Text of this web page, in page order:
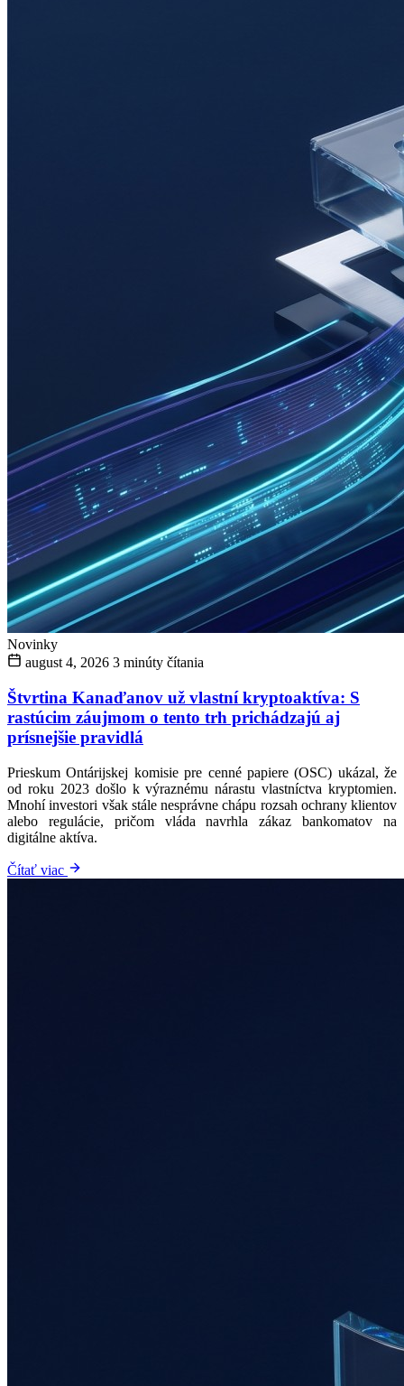
Novinky
august 4, 2026 3 minúty čítania
Štvrtina Kanaďanov už vlastní kryptoaktíva: S
rastúcim záujmom o tento trh prichádzajú aj
prísnejšie pravidlá
Prieskum Ontárijskej komisie pre cenné papiere (OSC) ukázal, že
od roku 2023 došlo k výraznému nárastu vlastníctva kryptomien.
Mnohí investori však stále nesprávne chápu rozsah ochrany klientov
alebo regulácie, pričom vláda navrhla zákaz bankomatov na
digitálne aktíva.
Čítať viac